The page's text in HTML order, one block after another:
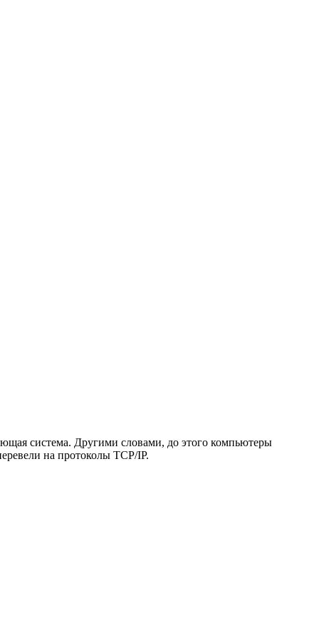
система. Другими словами, до этого компьютеры
на протоколы TCP/IP.